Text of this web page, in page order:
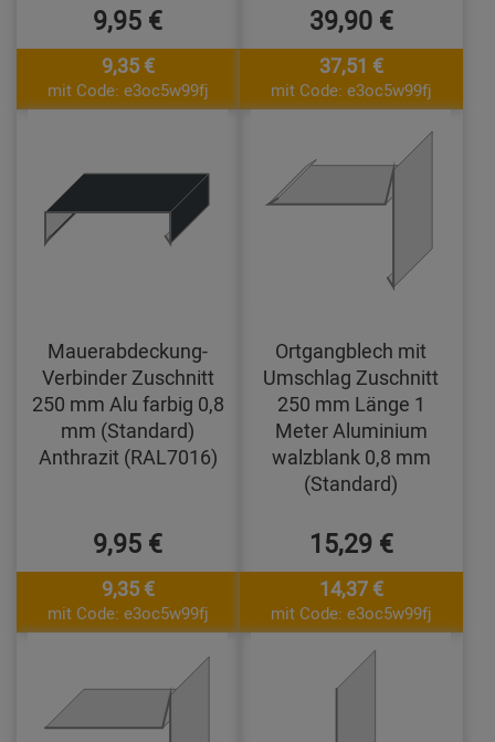
9,95 €
9,35 €
mit Code: e3oc5w99fj
39,90 €
37,51 €
mit Code: e3oc5w99fj
Mauerabdeckung-
Verbinder Zuschnitt
250 mm Alu farbig 0,8
mm (Standard)
Anthrazit (RAL7016)
9,95 €
9,35 €
mit Code: e3oc5w99fj
Ortgangblech mit
Umschlag Zuschnitt
250 mm Länge 1
Meter Aluminium
walzblank 0,8 mm
(Standard)
15,29 €
14,37 €
mit Code: e3oc5w99fj